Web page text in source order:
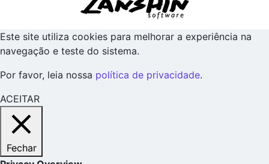
Este site utiliza cookies para melhorar a experiência na
navegação e teste do sistema.
Por favor, leia nossa política de privacidade.
ACEITAR
Fechar